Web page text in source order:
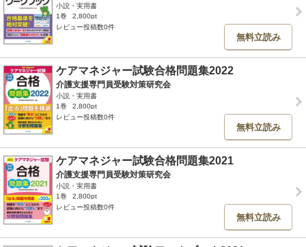
小説・実用書
1巻
2,800pt
レビュー投稿数0件
無料立読み
ケアマネジャー試験合格問題集2022
介護支援専門員受験対策研究会
小説・実用書
1巻
2,800pt
レビュー投稿数0件
無料立読み
ケアマネジャー試験合格問題集2021
介護支援専門員受験対策研究会
小説・実用書
1巻
2,800pt
レビュー投稿数0件
無料立読み